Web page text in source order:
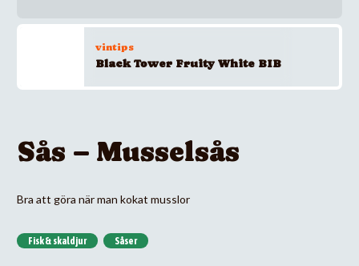
vintips
Black Tower Fruity White BIB
Sås – Musselsås
Bra att göra när man kokat musslor
Fisk & skaldjur Såser